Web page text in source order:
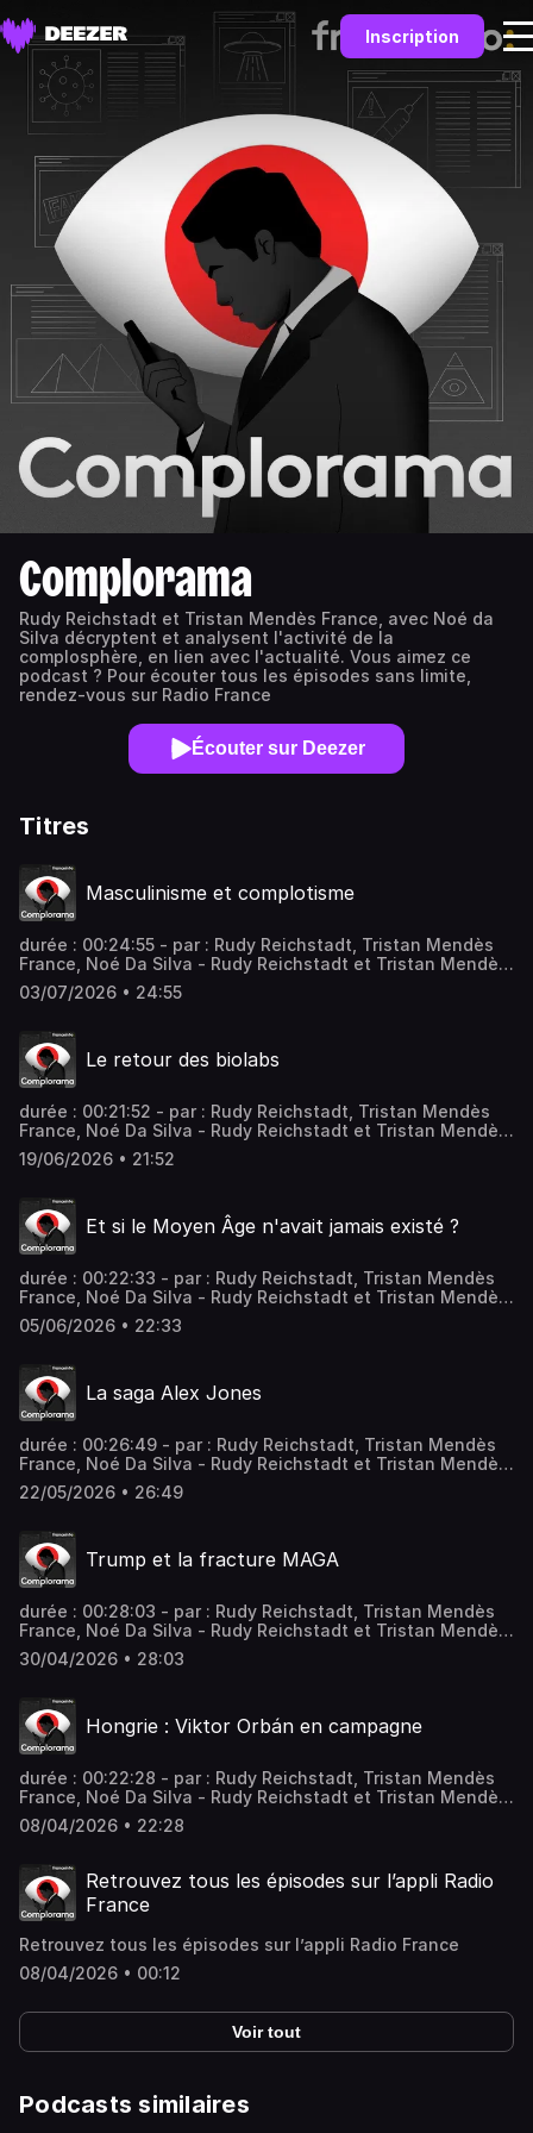
Inscription
Complorama
Rudy Reichstadt et Tristan Mendès France, avec Noé da
Silva décryptent et analysent l'activité de la
complosphère, en lien avec l'actualité. Vous aimez ce
podcast ? Pour écouter tous les épisodes sans limite,
rendez-vous sur Radio France
Écouter sur Deezer
Titres
Masculinisme et complotisme
durée : 00:24:55 - par : Rudy Reichstadt, Tristan Mendès
France, Noé Da Silva - Rudy Reichstadt et Tristan Mendès
France décryptent et analysent, dans ce nouveau numéro
de Complorama, les liens entre cette idéologie
Pour écouter tous les épisodes sans limite, rendez-vous
sur Radio France
03/07/2026 • 24:55
Le retour des biolabs
durée : 00:21:52 - par : Rudy Reichstadt, Tristan Mendès
France, Noé Da Silva - Rudy Reichstadt et Tristan Mendès
France décryptent et analysent, dans ce nouveau numéro
de Complorama, le retour de la théorie du complot selon
secrets en Ukraine pour préparer des armes biologiques.
Vous aimez ce podcast ? Pour écouter tous les épisodes
sans limite, rendez-vous sur Radio France
19/06/2026 • 21:52
Et si le Moyen Âge n'avait jamais existé ?
durée : 00:22:33 - par : Rudy Reichstadt, Tristan Mendès
France, Noé Da Silva - Rudy Reichstadt et Tristan Mendès
France décryptent et analysent, dans ce nouveau numéro
de Complorama, la théorie du récentisme, aussi connue
podcast ? Pour écouter tous les épisodes sans limite,
rendez-vous sur Radio France
05/06/2026 • 22:33
La saga Alex Jones
durée : 00:26:49 - par : Rudy Reichstadt, Tristan Mendès
France, Noé Da Silva - Rudy Reichstadt et Tristan Mendès
France décryptent et analysent, dans ce nouveau numéro
de Complorama le parcours de cet homme considéré
conspirationnisme aux Etats-Unis. Vous aimez ce podcast
? Pour écouter tous les épisodes sans limite, rendez-vous
sur Radio France
22/05/2026 • 26:49
Trump et la fracture MAGA
durée : 00:28:03 - par : Rudy Reichstadt, Tristan Mendès
France, Noé Da Silva - Rudy Reichstadt et Tristan Mendès
France décryptent et analysent, dans ce nouveau numéro
de Complorama comment la "magasphère" se divise
écouter tous les épisodes sans limite, rendez-vous sur
Radio France
30/04/2026 • 28:03
Hongrie : Viktor Orbán en campagne
durée : 00:22:28 - par : Rudy Reichstadt, Tristan Mendès
France, Noé Da Silva - Rudy Reichstadt et Tristan Mendès
France décryptent et analysent, dans ce nouveau numéro
de Complorama comment le Premier ministre hongrois
électorale. Vous aimez ce podcast ? Pour écouter tous les
épisodes sans limite, rendez-vous sur Radio France
08/04/2026 • 22:28
Retrouvez tous les épisodes sur l’appli Radio
France
Retrouvez tous les épisodes sur l’appli Radio France
08/04/2026 • 00:12
Voir tout
Podcasts similaires